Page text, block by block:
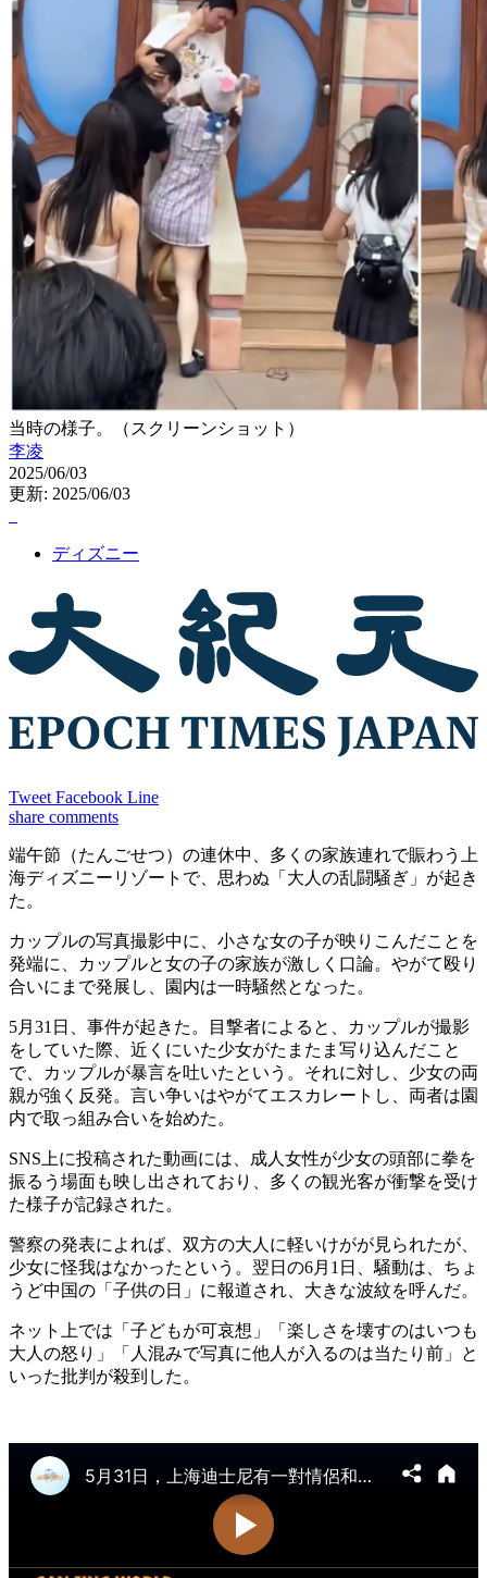
当時の様子。（スクリーンショット）
李凌
2025/06/03
更新: 2025/06/03
ディズニー
Tweet Facebook Line
share comments
端午節（たんごせつ）の連休中、多くの家族連れで賑わう上
海ディズニーリゾートで、思わぬ「大人の乱闘騒ぎ」が起き
た。
カップルの写真撮影中に、小さな女の子が映りこんだことを
発端に、カップルと女の子の家族が激しく口論。やがて殴り
合いにまで発展し、園内は一時騒然となった。
5月31日、事件が起きた。目撃者によると、カップルが撮影
をしていた際、近くにいた少女がたまたま写り込んだこと
で、カップルが暴言を吐いたという。それに対し、少女の両
親が強く反発。言い争いはやがてエスカレートし、両者は園
内で取っ組み合いを始めた。
SNS上に投稿された動画には、成人女性が少女の頭部に拳を
振るう場面も映し出されており、多くの観光客が衝撃を受け
た様子が記録された。
警察の発表によれば、双方の大人に軽いけがが見られたが、
少女に怪我はなかったという。翌日の6月1日、騒動は、ちょ
うど中国の「子供の日」に報道され、大きな波紋を呼んだ。
ネット上では「子どもが可哀想」「楽しさを壊すのはいつも
大人の怒り」「人混みで写真に他人が入るのは当たり前」と
いった批判が殺到した。